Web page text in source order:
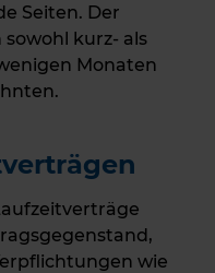
Seiten. Der
kurz- als
Monaten
wie